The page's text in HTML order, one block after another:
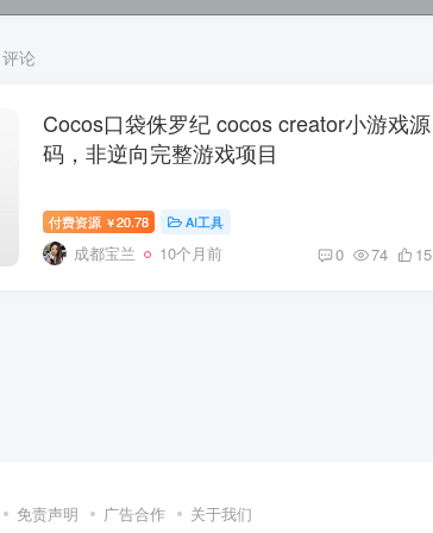
评论
Cocos口袋侏罗纪 cocos creator小游戏源
码，非逆向完整游戏项目
付费资源 ￥20.78 AI工具
成都宝兰 10个月前 0 74 15
免责声明 广告合作 关于我们